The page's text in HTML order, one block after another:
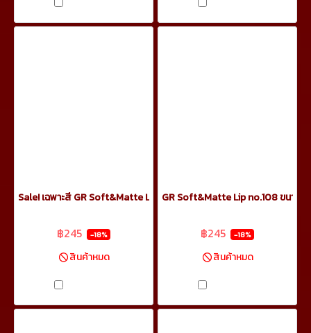
Sale! เฉพาะสี GR Soft&Matte Lip no.109 ขนาด 5.5ml
฿245 -18%
สินค้าหมด
GR Soft&Matte Lip no.108 ขนาด
฿245 -18%
สินค้าหมด